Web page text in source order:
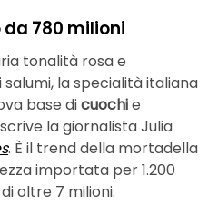
780 milioni
tonalità rosa e
la specialità italiana
base dicuochie
scrive la giornalista Julia
. È il trend della mortadella
importata per 1.200
oltre 7 milioni.